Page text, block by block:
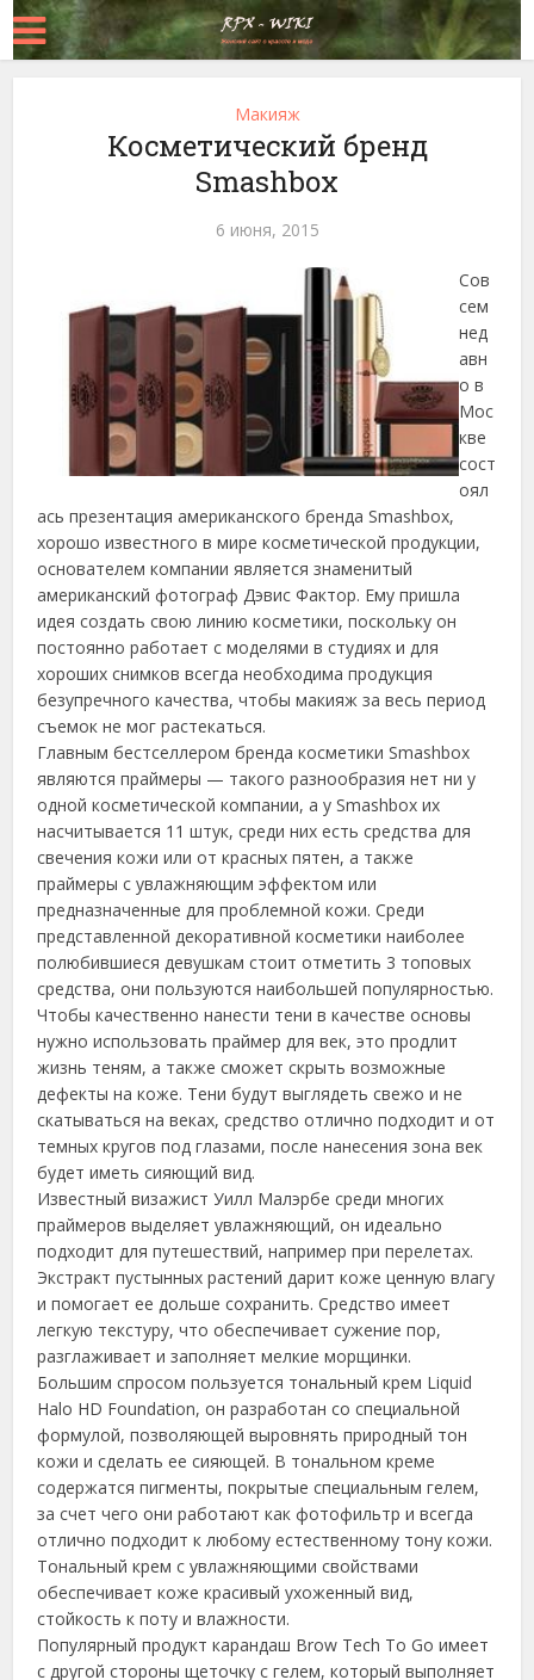
Макияж
Косметический бренд
Smashbox
6 июня, 2015
Сов
сем
нед
авн
о в
Мос
кве
сост
оял
ась презентация американского бренда Smashbox,
хорошо известного в мире косметической продукции,
основателем компании является знаменитый
американский фотограф Дэвис Фактор. Ему пришла
идея создать свою линию косметики, поскольку он
постоянно работает с моделями в студиях и для
хороших снимков всегда необходима продукция
безупречного качества, чтобы макияж за весь период
съемок не мог растекаться.
Главным бестселлером бренда косметики Smashbox
являются праймеры — такого разнообразия нет ни у
одной косметической компании, а у Smashbox их
насчитывается 11 штук, среди них есть средства для
свечения кожи или от красных пятен, а также
праймеры с увлажняющим эффектом или
предназначенные для проблемной кожи. Среди
представленной декоративной косметики наиболее
полюбившиеся девушкам стоит отметить 3 топовых
средства, они пользуются наибольшей популярностью.
Чтобы качественно нанести тени в качестве основы
нужно использовать праймер для век, это продлит
жизнь теням, а также сможет скрыть возможные
дефекты на коже. Тени будут выглядеть свежо и не
скатываться на веках, средство отлично подходит и от
темных кругов под глазами, после нанесения зона век
будет иметь сияющий вид.
Известный визажист Уилл Малэрбе среди многих
праймеров выделяет увлажняющий, он идеально
подходит для путешествий, например при перелетах.
Экстракт пустынных растений дарит коже ценную влагу
и помогает ее дольше сохранить. Средство имеет
легкую текстуру, что обеспечивает сужение пор,
разглаживает и заполняет мелкие морщинки.
Большим спросом пользуется тональный крем Liquid
Halo HD Foundation, он разработан со специальной
формулой, позволяющей выровнять природный тон
кожи и сделать ее сияющей. В тональном креме
содержатся пигменты, покрытые специальным гелем,
за счет чего они работают как фотофильтр и всегда
отлично подходит к любому естественному тону кожи.
Тональный крем с увлажняющими свойствами
обеспечивает коже красивый ухоженный вид,
стойкость к поту и влажности.
Популярный продукт карандаш Brow Tech To Go имеет
с другой стороны щеточку с гелем, который выполняет